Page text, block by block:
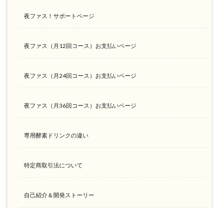
夜ファス！サポートページ
夜ファス（月12回コース）お支払いページ
夜ファス（月24回コース）お支払いページ
夜ファス（月36回コース）お支払いページ
専用酵素ドリンクの違い
特定商取引法について
自己紹介＆開発ストーリー